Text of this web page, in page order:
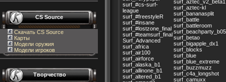
CS Source
Скачать CS Source
Карты
Модели оружия
Модели игроков
Творчество
surf_#cs-surf-
league
surf_#freestyleR
surf_#insane
surf_#lostzone_final
surf_#teamsurf_final
Surf_Advanced
surf_africa
surf_air100
surf_airforce
surf_alaska_b1
surf_allinone_b1
surf_altered_b1
surf_aztec_v2_beta1
surf_aztec-kl
surf_bananasplit
surf_battle
surf_battleroom
surf_beachparty_b05
surf_betao
surf_bigapple_dx1
surf_blocks
surf_blue
surf_blue_extreme
surf_buzzmuzz
surf_c4a_longshot
surf_camuxx